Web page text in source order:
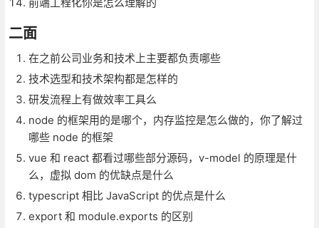
二面
在之前公司业务和技术上主要都负责哪些
技术选型和技术架构都是怎样的
研发流程上有做效率工具么
node 的框架用的是哪个，内存监控是怎么做的，你了解过
哪些 node 的框架
vue 和 react 都看过哪些部分源码，v-model 的原理是什
么，虚拟 dom 的优缺点是什么
typescript 相比 JavaScript 的优点是什么
export 和 module.exports 的区别